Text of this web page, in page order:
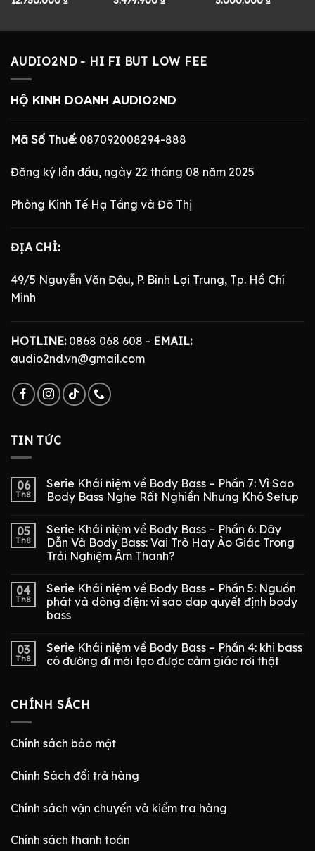
AUDIO2ND - HI FI BUT LOW FEE
HỘ KINH DOANH AUDIO2ND
Mã Số Thuế: 087092008294-888
Đăng ký lần đầu, ngày 22 tháng 08 năm 2025
Phòng Kinh Tế Hạ Tầng và Đô Thị
ĐỊA CHỈ:
49/5 Nguyễn Văn Đậu, P. Bình Lợi Trung, Tp. Hồ Chí
Minh
HOTLINE:0868 068 608 - EMAIL:
audio2nd.vn@gmail.com
TIN TỨC
06
Th8
Serie Khái niệm về Body Bass – Phần 7: Vì Sao
Body Bass Nghe Rất Nghiền Nhưng Khó Setup
05
Th8
Serie Khái niệm về Body Bass – Phần 6: Dây
Dẫn Và Body Bass: Vai Trò Hay Ảo Giác Trong
Trải Nghiệm Âm Thanh?
04
Th8
Serie Khái niệm về Body Bass – Phần 5: Nguồn
phát và dòng điện: vì sao dap quyết định body
bass
03
Th8
Serie Khái niệm về Body Bass – Phần 4: khi bass
có đường đi mới tạo được cảm giác rơi thật
CHÍNH SÁCH
Chính sách bảo mật
Chính Sách đổi trả hàng
Chính sách vận chuyển và kiểm tra hàng
Chính sách thanh toán